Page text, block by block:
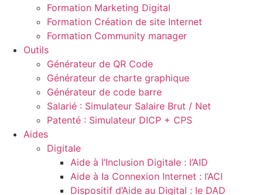
Formation Marketing Digital
Formation Création de site Internet
Formation Community manager
Outils
Générateur de QR Code
Générateur de charte graphique
Générateur de code barre
Salarié : Simulateur Salaire Brut / Net
Patenté : Simulateur DICP + CPS
Aides
Digitale
Aide à l’Inclusion Digitale : l’AID
Aide à la Connexion Internet : l’ACI
Dispositif d’Aide au Digital : le DAD